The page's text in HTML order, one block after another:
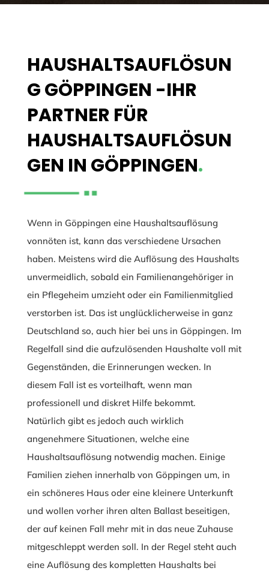
HAUSHALTSAUFLÖSUN
G GÖPPINGEN -IHR
PARTNER FÜR
HAUSHALTSAUFLÖSUN
GEN IN GÖPPINGEN.
Wenn in Göppingen eine Haushaltsauflösung
vonnöten ist, kann das verschiedene Ursachen
haben. Meistens wird die Auflösung des Haushalts
unvermeidlich, sobald ein Familienangehöriger in
ein Pflegeheim umzieht oder ein Familienmitglied
verstorben ist. Das ist unglücklicherweise in ganz
Deutschland so, auch hier bei uns in Göppingen. Im
Regelfall sind die aufzulösenden Haushalte voll mit
Gegenständen, die Erinnerungen wecken. In
diesem Fall ist es vorteilhaft, wenn man
professionell und diskret Hilfe bekommt.
Natürlich gibt es jedoch auch wirklich
angenehmere Situationen, welche eine
Haushaltsauflösung notwendig machen. Einige
Familien ziehen innerhalb von Göppingen um, in
ein schöneres Haus oder eine kleinere Unterkunft
und wollen vorher ihren alten Ballast beseitigen,
der auf keinen Fall mehr mit in das neue Zuhause
mitgeschleppt werden soll. In der Regel steht auch
eine Auflösung des kompletten Haushalts bei